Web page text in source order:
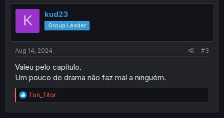
t
o
K kud23
Group Leader
Aug 14, 2024 #3
Valeu pelo capítulo.
Um pouco de drama não faz mal a ninguém.
R
e
Ton_Titor